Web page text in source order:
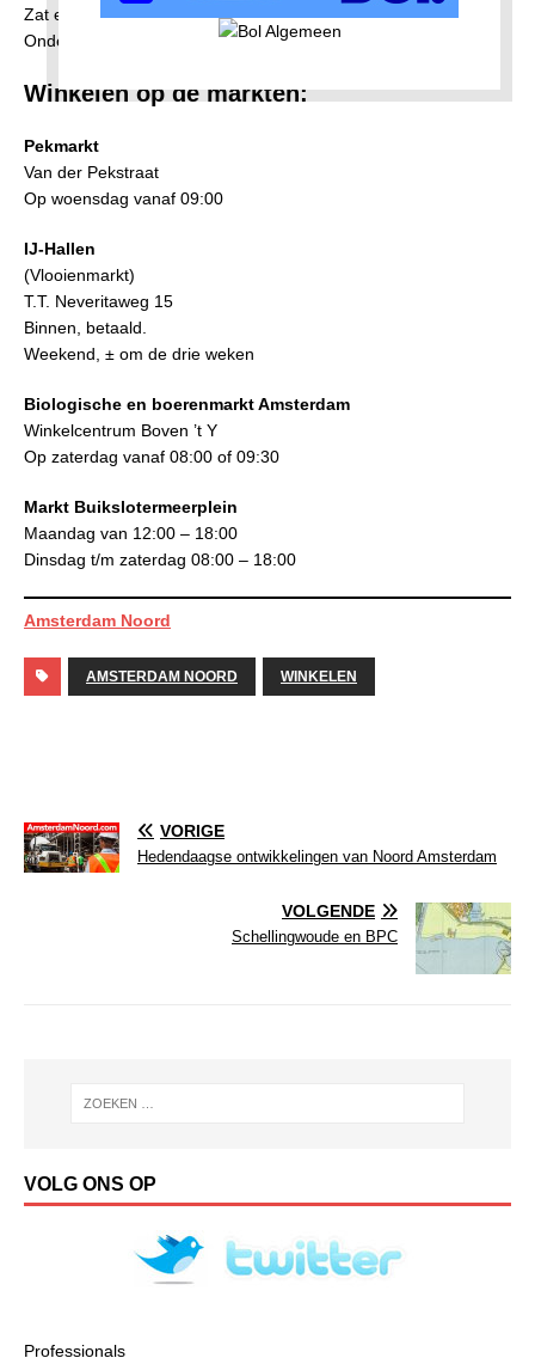
Zat en Zon: 09:00 uur – 17:00 uur
Onder voorbehoud specifieke openingstijden winkels.
Winkelen op de markten:
Pekmarkt
Van der Pekstraat
Op woensdag vanaf 09:00
IJ-Hallen
(Vlooienmarkt)
T.T. Neveritaweg 15
Binnen, betaald.
Weekend, ± om de drie weken
Biologische en boerenmarkt Amsterdam
Winkelcentrum Boven ’t Y
Op zaterdag vanaf 08:00 of 09:30
Markt Buikslotermeerplein
Maandag van 12:00 – 18:00
Dinsdag t/m zaterdag 08:00 – 18:00
Amsterdam Noord
AMSTERDAM NOORD WINKELEN
VORIGE
Hedendaagse ontwikkelingen van Noord Amsterdam
VOLGENDE
Schellingwoude en BPC
VOLG ONS OP
Professionals